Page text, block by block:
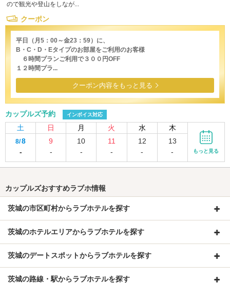
ので観光や登山をしなが...
クーポン
平日（月5：00～金23：59）に、
B・C・D・Eタイプのお部屋をご利用のお客様
６時間プランご利用で３００円OFF
１２時間プラ...
クーポン内容をもっと見る
カップルズ予約 インボイス対応
土 日 月 火 水 木
8/8
-
9
-
10
-
11
-
12
-
13
-
もっと見る
カップルズおすすめラブホ情報
茨城の市区町村からラブホテルを探す
茨城のホテルエリアからラブホテルを探す
茨城のデートスポットからラブホテルを探す
茨城の路線・駅からラブホテルを探す